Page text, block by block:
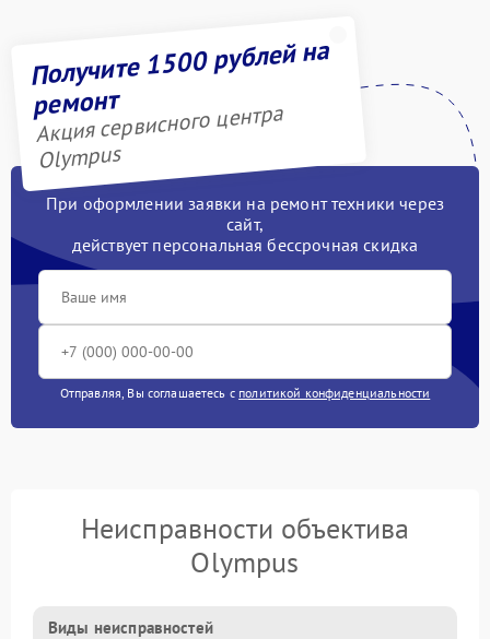
Получите 1500 рублей на
ремонт
Акция сервисного центра
Olympus
При оформлении заявки на ремонт техники через
сайт,
действует персональная бессрочная скидка
Отправляя, Вы соглашаетесь с политикой конфиденциальности
Неисправности объектива
Olympus
Виды неисправностей